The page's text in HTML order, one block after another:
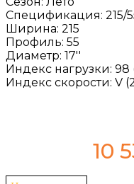
Спецификация: 215/
Ширина: 215
Профиль: 55
Диаметр: 17''
Индекс нагрузки: 98
Индекс скорости: V
10